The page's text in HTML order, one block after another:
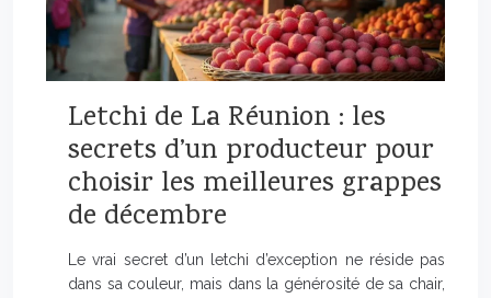
Letchi de La Réunion : les
secrets d’un producteur pour
choisir les meilleures grappes
de décembre
Le vrai secret d’un letchi d’exception ne réside pas
dans sa couleur, mais dans la générosité de sa chair,